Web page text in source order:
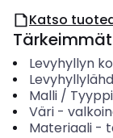
Katso
Levyhyllyn
Malli / Tyyppi
Väri-
Materiaali-